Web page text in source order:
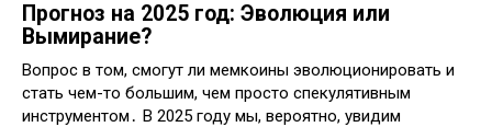
Прогноз на 2025 год: Эволюция или
Вымирание?
Вопрос в том, смогут ли мемкоины эволюционировать и
стать чем-то большим, чем просто спекулятивным
инструментом․ В 2025 году мы, вероятно, увидим